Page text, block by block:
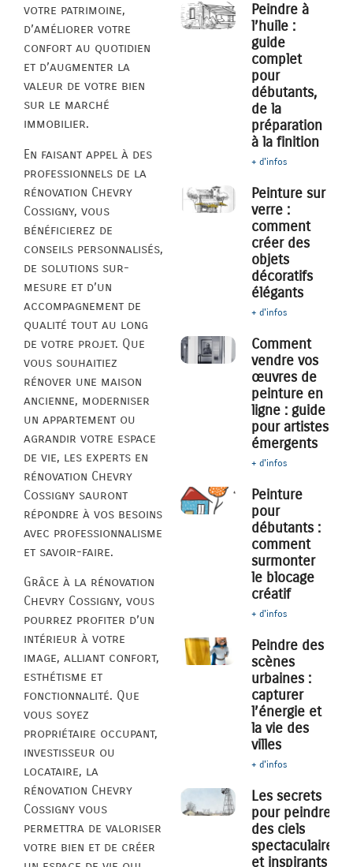
votre patrimoine,
d’améliorer votre
confort au quotidien
et d’augmenter la
valeur de votre bien
sur le marché
immobilier.
En faisant appel à des
professionnels de la
rénovation Chevry
Cossigny, vous
bénéficierez de
conseils personnalisés,
de solutions sur-
mesure et d’un
accompagnement de
qualité tout au long
de votre projet. Que
vous souhaitiez
rénover une maison
ancienne, moderniser
un appartement ou
agrandir votre espace
de vie, les experts en
rénovation Chevry
Cossigny sauront
répondre à vos besoins
avec professionnalisme
et savoir-faire.
Grâce à la rénovation
Chevry Cossigny, vous
pourrez profiter d’un
intérieur à votre
image, alliant confort,
esthétisme et
fonctionnalité. Que
vous soyez
propriétaire occupant,
investisseur ou
locataire, la
rénovation Chevry
Cossigny vous
permettra de valoriser
votre bien et de créer
Peindre à
l’huile :
guide
complet
pour
débutants,
de la
préparation
à la finition
+ d'infos
Peinture sur
verre :
comment
créer des
objets
décoratifs
élégants
+ d'infos
Comment
vendre vos
œuvres de
peinture en
ligne : guide
pour artistes
émergents
+ d'infos
Peinture
pour
débutants :
comment
surmonter
le blocage
créatif
+ d'infos
Peindre des
scènes
urbaines :
capturer
l’énergie et
la vie des
villes
+ d'infos
Les secrets
pour peindre
des ciels
spectaculaires
et inspirants